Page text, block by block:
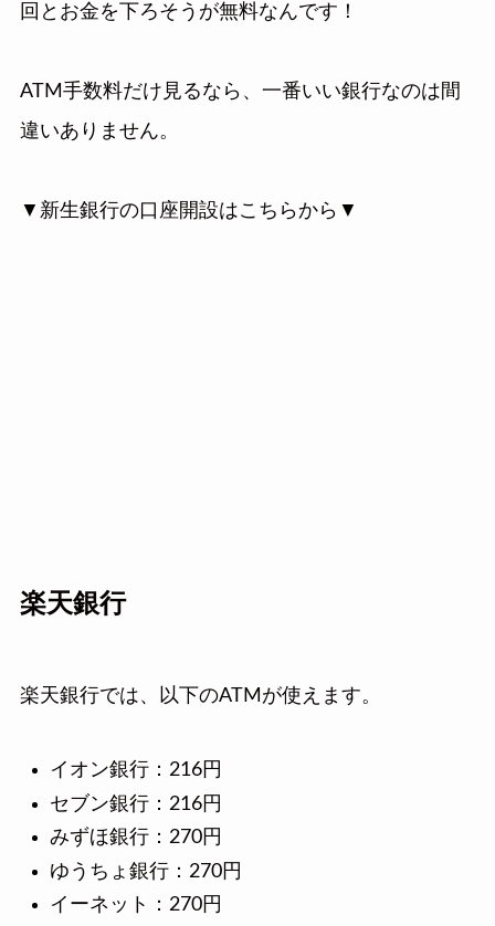
回とお金を下ろそうが無料なんです！
ATM手数料だけ見るなら、一番いい銀行なのは間
違いありません。
▼新生銀行の口座開設はこちらから▼
楽天銀行
楽天銀行では、以下のATMが使えます。
イオン銀行：216円
セブン銀行：216円
みずほ銀行：270円
ゆうちょ銀行：270円
イーネット：270円